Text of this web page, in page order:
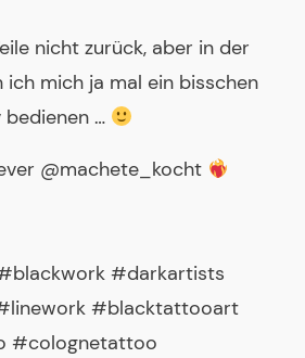
nicht zurück, aber in der
ich mich ja mal ein bisschen
bedienen …
@machete_kocht
#darkartists
#blacktattooart
#colognetattoo